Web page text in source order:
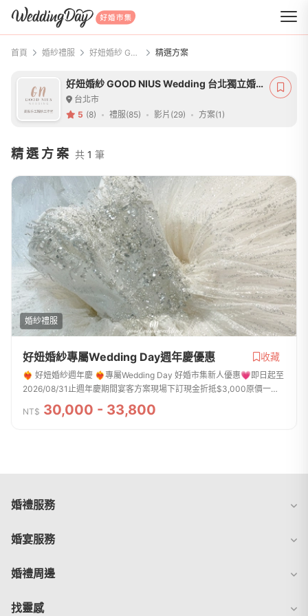
WeddingDay 好婚市集
首頁 婚紗禮服 好妞婚紗 GOOD NIUS Wedding 台北獨立婚紗 精選方案
好妞婚紗 GOOD NIUS Wedding 台北獨立婚紗
台北市
5 (8) 禮服(85) 影片(29) 方案(1)
精選方案 共 1 筆
婚紗禮服
好妞婚紗專屬Wedding Day週年慶優惠 收藏
❤️‍🔥 好妞婚紗週年慶 ❤️‍🔥專屬Wedding Day 好婚市集新人優惠💗即日起至
2026/08/31止週年慶期間宴客方案現場下訂現金折抵$3,000原價一白
一晚$33,000，折抵後一白一晚$30,000原價一白二晚$36,800，折抵
後一白二晚$33,80...
NT$ 30,000 - 33,800
婚禮服務
婚宴服務
婚禮周邊
找靈感